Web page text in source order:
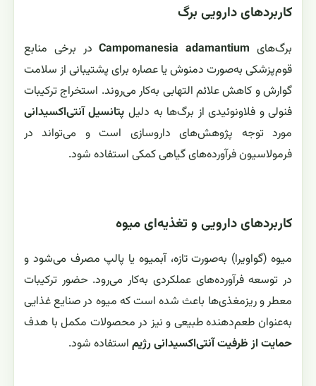
کاربردهای دارویی برگ
برگ‌های Campomanesia adamantiumدر برخی منابع
قوم‌پزشکی به‌صورت دمنوش یا عصاره برای پشتیبانی از سلامت
گوارش و کاهش علائم التهابی به‌کار می‌روند. استخراج ترکیبات
فنولی و فلاونوئیدی از برگ‌ها به دلیل پتانسیل آنتی‌اکسیدانی
مورد توجه پژوهش‌های داروسازی است و می‌تواند در
فرمولاسیون فرآورده‌های گیاهی کمکی استفاده شود.
کاربردهای دارویی و تغذیه‌ای میوه
میوه (گواویرا) به‌صورت تازه، آبمیوه یا پالپ مصرف می‌شود و
در توسعه فرآورده‌های عملکردی به‌کار می‌رود. حضور ترکیبات
معطر و ریزمغذی‌ها باعث شده است که میوه در صنایع غذایی
به‌عنوان طعم‌دهنده طبیعی و نیز در محصولات مکمل با هدف
حمایت از ظرفیت آنتی‌اکسیدانی رژیماستفاده شود.